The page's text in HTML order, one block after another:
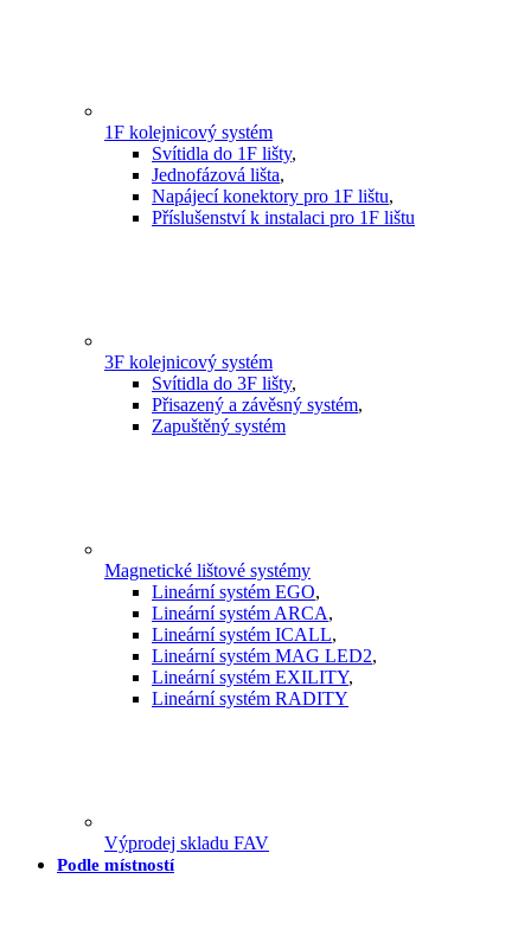
1F kolejnicový systém
Svítidla do 1F lišty,
Jednofázová lišta,
Napájecí konektory pro 1F lištu,
Příslušenství k instalaci pro 1F lištu
3F kolejnicový systém
Svítidla do 3F lišty,
Přisazený a závěsný systém,
Zapuštěný systém
Magnetické lištové systémy
Lineární systém EGO,
Lineární systém ARCA,
Lineární systém ICALL,
Lineární systém MAG LED2,
Lineární systém EXILITY,
Lineární systém RADITY
Výprodej skladu FAV
Podle místností